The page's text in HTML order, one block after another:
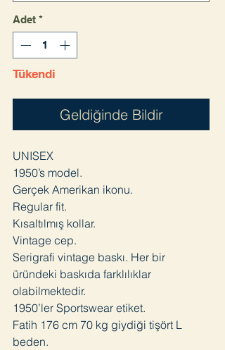
Adet *
Tükendi
Geldiğinde Bildir
UNISEX
1950’s model.
Gerçek Amerikan ikonu.
Regular fit.
Kısaltılmış kollar.
Vintage cep.
Serigrafi vintage baskı. Her bir
üründeki baskıda farklılıklar
olabilmektedir.
1950’ler Sportswear etiket.
Fatih 176 cm 70 kg giydiği tişört L
beden.